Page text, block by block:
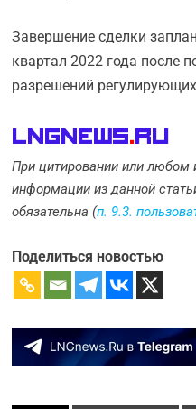
Завершение сделки
квартал 2022 года после
разрешений
LNGnews. Ru
При цитировании или любом
информации из данной
обязательна (п. 9.3.
Поделиться новостью